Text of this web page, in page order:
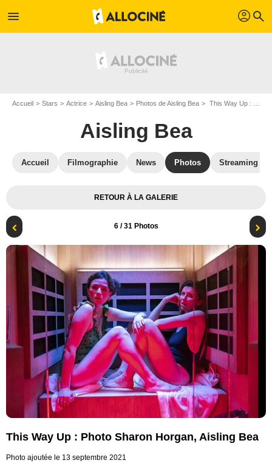
menu profil search
Accueil Stars Actrice Aisling Bea Photos de Aisling Bea This Way Up : Photo Sharon Horgan, Aisling Bea
Aisling Bea
Accueil Filmographie News Photos Streaming
RETOUR À LA GALERIE
6/ 31 Photos
This Way Up : Photo Sharon Horgan, Aisling Bea
Photo ajoutée le 13 septembre 2021